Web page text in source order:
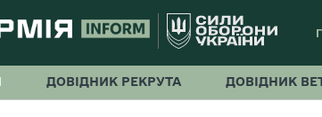
ДОВІДНИК РЕКРУТА ДОВІДНИК